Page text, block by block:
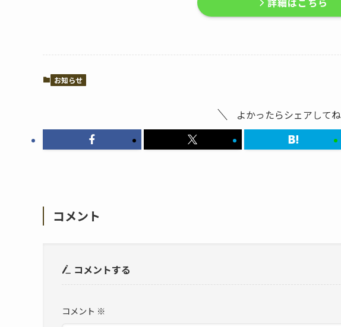
お知らせ
よかったらシェアしてね
コメント
コメントする
コメント ※